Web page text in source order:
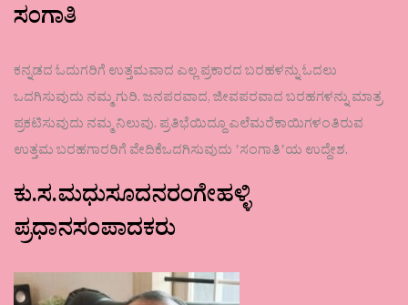
ಸಂಗಾತಿ
ಕನ್ನಡದ ಓದುಗರಿಗೆ ಉತ್ತಮವಾದ ಎಲ್ಲ ಪ್ರಕಾರದ ಬರಹಳನ್ನು ಓದಲು
ಒದಗಿಸುವುದು ನಮ್ಮ ಗುರಿ. ಜನಪರವಾದ, ಜೀವಪರವಾದ ಬರಹಗಳನ್ನು ಮಾತ್ರ
ಪ್ರಕಟಿಸುವುದು ನಮ್ಮ ನಿಲುವು. ಪ್ರತಿಭೆಯಿದ್ದೂ ಎಲೆಮರೆಕಾಯಿಗಳಂತಿರುವ
ಉತ್ತಮ ಬರಹಗಾರರಿಗೆ ವೇದಿಕೆಒದಗಿಸುವುದು ʼಸಂಗಾತಿʼಯ ಉದ್ದೇಶ.
ಕು.ಸ.ಮಧುಸೂದನರಂಗೇಹಳ್ಳಿ
ಪ್ರಧಾನಸಂಪಾದಕರು